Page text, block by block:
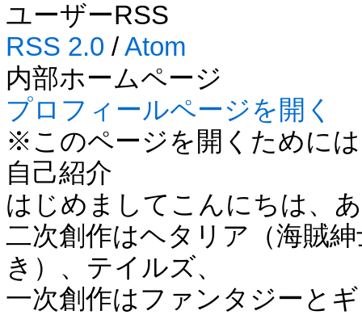
ユーザーRSS
RSS 2.0 /Atom
内部ホームページ
プロフィールページを開く
※このページを開くために
自己紹介
はじめましてこんにちは、
二次創作はヘタリア（海賊
き）、テイルズ、
一次創作はファンタジーと